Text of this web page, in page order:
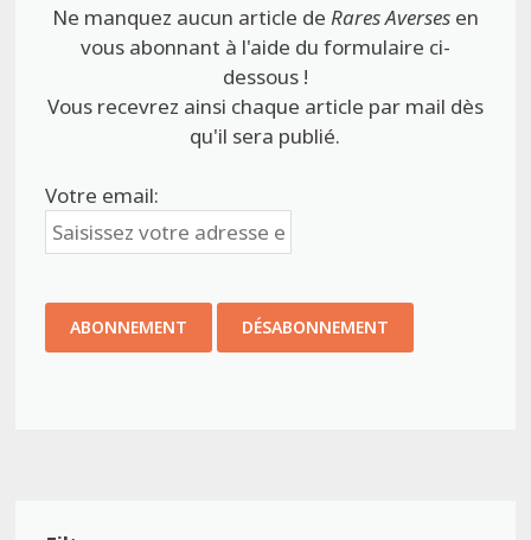
Ne manquez aucun article de Rares Aversesen
vous abonnant à l'aide du formulaire ci-
dessous !
Vous recevrez ainsi chaque article par mail dès
qu'il sera publié.
Votre email: